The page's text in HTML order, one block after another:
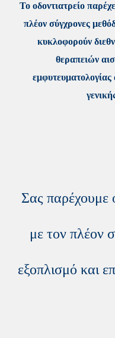
Το οδοντιατρείο
πλέον σύγχρονες
κυκλοφορούν
θεραπειών
Σας παρέχουμε
με τον πλέον
εξοπλισμό και